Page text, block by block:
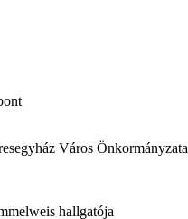
Város Önkormányzata
hallgatója